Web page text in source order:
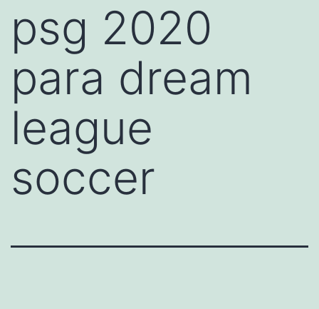
psg 2020
para dream
league
soccer